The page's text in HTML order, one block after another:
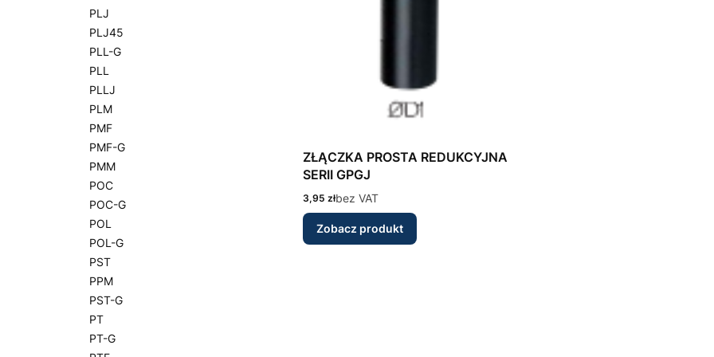
PLJ
PLJ45
PLL-G
PLL
PLLJ
PLM
PMF
PMF-G
PMM
POC
POC-G
POL
POL-G
PST
PPM
PST-G
PT
PT-G
ZŁĄCZKA PROSTA REDUKCYJNA
SERII GPGJ
Cena
3,95 złbez VAT
Zobacz produkt